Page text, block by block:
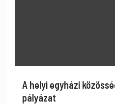
A helyi egyházi
pályázat